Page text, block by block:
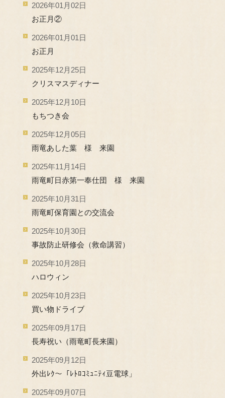
2026年01月02日
お正月②
2026年01月01日
お正月
2025年12月25日
クリスマスディナー
2025年12月10日
もちつき会
2025年12月05日
雨竜あした葉 様 来園
2025年11月14日
雨竜町日赤第一奉仕団 様 来園
2025年10月31日
雨竜町保育園との交流会
2025年10月30日
事故防止研修会（救命講習）
2025年10月28日
ハロウィン
2025年10月23日
買い物ドライブ
2025年09月17日
長寿祝い（雨竜町長来園）
2025年09月12日
外出ﾚｸ～「ﾚﾄﾛｺﾐｭﾆﾃｨ豆電球」
2025年09月07日